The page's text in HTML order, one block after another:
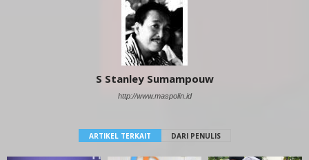
S Stanley Sumampouw
http://www.maspolin.id
ARTIKEL TERKAIT DARI PENULIS